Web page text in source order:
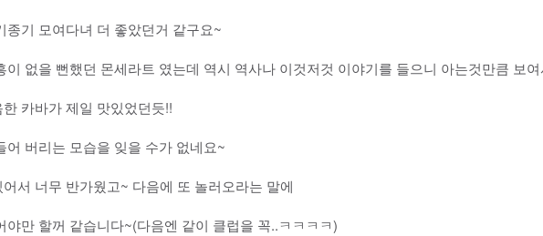
종기 모여다녀 더 좋았던거 같구요~
이 없을 뻔했던 몬세라트 였는데 역시 역사나 이것저것 이야기를 들으니 아는것만큼 보
카바가 제일 맛있었던듯!!
어 버리는 모습을 잊을 수가 없네요~
서 너무 반가웠고~ 다음에 또 놀러오라는 말에
야만 할꺼 같습니다~(다음엔 같이 클럽을 꼭..ㅋㅋㅋㅋ)